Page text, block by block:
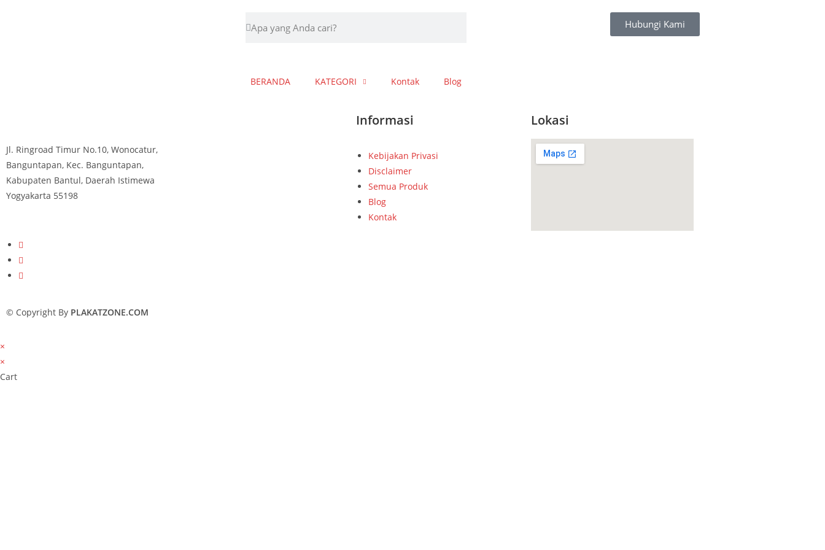
Hubungi Kami
BERANDA KATEGORI Kontak Blog
Jl. Ringroad Timur No.10, Wonocatur,
Banguntapan, Kec. Banguntapan,
Kabupaten Bantul, Daerah Istimewa
Yogyakarta 55198
Informasi
Kebijakan Privasi
Disclaimer
Semua Produk
Blog
Kontak
Lokasi
© Copyright By PLAKATZONE.COM
×
×
Cart